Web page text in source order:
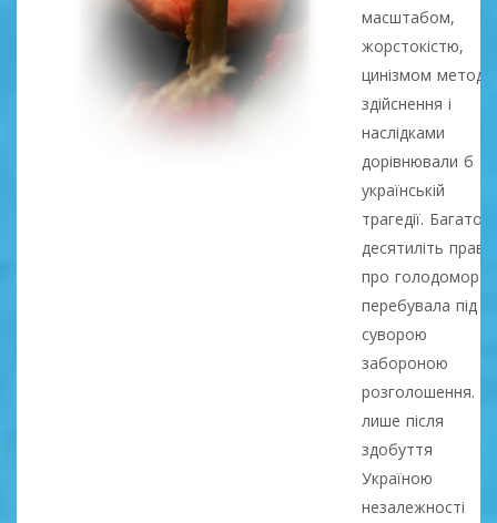
масштабом,
жорстокістю,
цинізмом методів
здійснення і
наслідками
дорівнювали б
українській
трагедії. Багато
десятиліть
про голодомор
перебувала під
суворою
забороною
розголошення. І
лише після
здобуття
Україною
незалежності